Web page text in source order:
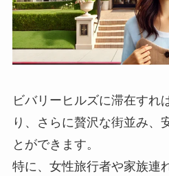
ビバリーヒルズに滞在すれ
り、さらに贅沢な街並み、
とができます。
特に、女性旅行者や家族連